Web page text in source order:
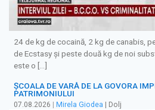
24 de kg de cocaină, 2 kg de canabis,
de Ecstasy și peste două kg de noi
este o […]
ȘCOALA DE VARĂ DE LA GOVORA
PATRIMONIULUI
07.08.2026 Mirela Giodea | Dolj